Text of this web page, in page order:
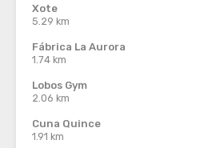
Xote
5.29 km
Fábrica La Aurora
1.74 km
Lobos Gym
2.06 km
Cuna Quince
1.91 km